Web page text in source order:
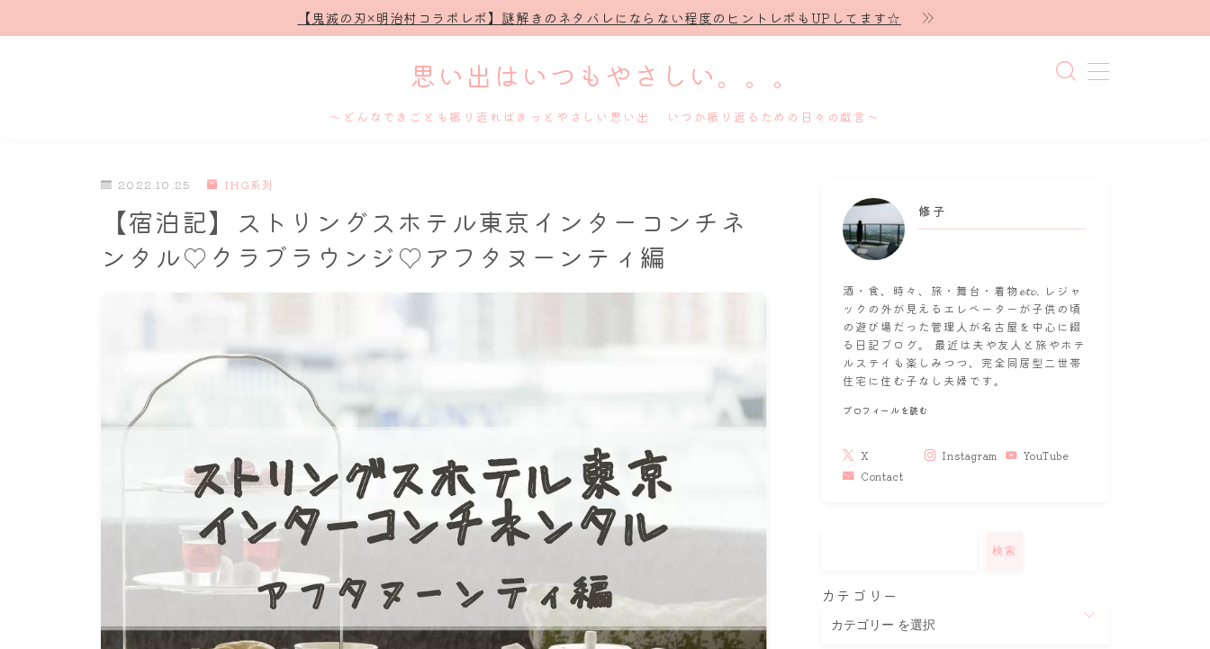
【鬼滅の刃×明治村コラボレポ】謎解きのネタバレにならない程度のヒントレポもUPしてます☆
思い出はいつもやさしい。。。
～どんなできごとも振り返ればきっとやさしい思い出 いつか振り返るための日々の戯言～
プロフィール
ナナちゃん人形
2022.10.25 IHG系列
【宿泊記】ストリングスホテル東京インターコンチネ
ンタル♡クラブラウンジ♡アフタヌーンティ編
修子
酒・食、時々、旅・舞台・着物𝓮𝓽𝓬. レジャ
ックの外が見えるエレベーターが子供の頃
の遊び場だった管理人が名古屋を中心に綴
る日記ブログ。 最近は夫や友人と旅やホテ
ルステイも楽しみつつ、完全同居型二世帯
住宅に住む子なし夫婦です。
プロフィールを読む
X Instagram
YouTube
Contact
検索
カテゴリー